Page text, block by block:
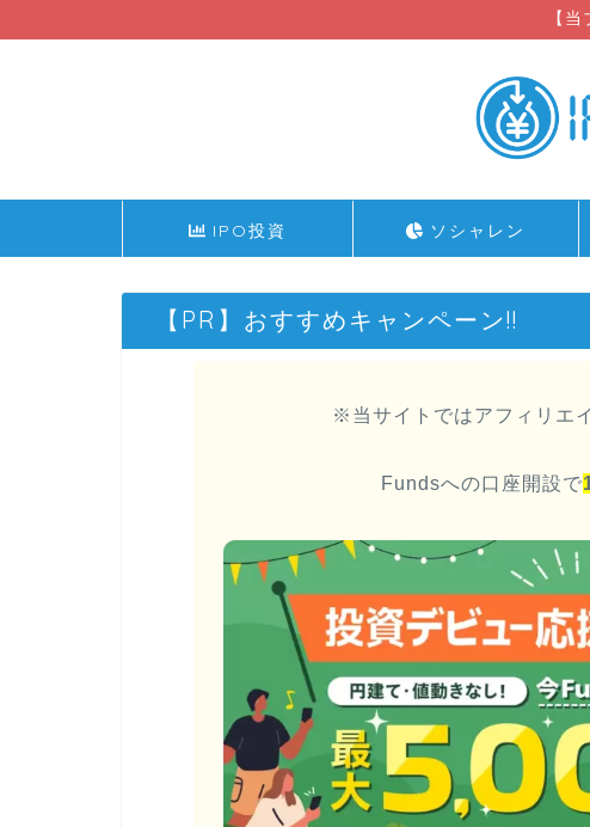
【
IPO投資 ソシャレン
【PR】おすすめキャンペーン!!
※当サイトではアフィリエ
Fundsへの口座開設で